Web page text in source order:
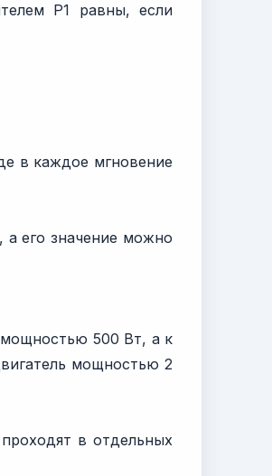
P1 равны, если
в каждое мгновение
а его значение можно
500 Вт, а к
мощностью 2
в отдельных